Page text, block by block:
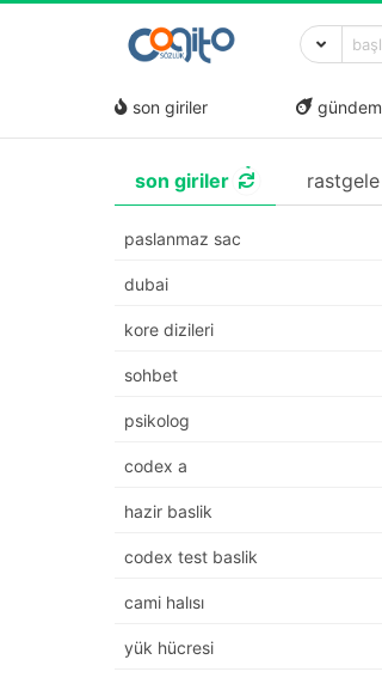
son giriler gündem
son giriler rastgele
paslanmaz sac
dubai
kore dizileri
sohbet
psikolog
codex a
hazir baslik
codex test baslik
cami halısı
yük hücresi